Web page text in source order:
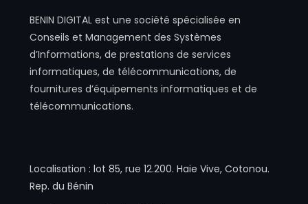
BENIN DIGITAL est une société spécialisée en
Conseils et Management des Systèmes
d’Informations, de prestations de services
informatiques, de télécommunications, de
fournitures d’équipements informatiques et de
télécommunications.
Localisation : lot 85, rue 12.200. Haie Vive, Cotonou.
Rep. du Bénin